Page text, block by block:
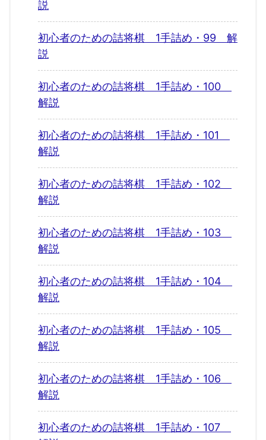
説
初心者のための詰将棋 1手詰め・99 解
説
初心者のための詰将棋 1手詰め・100
解説
初心者のための詰将棋 1手詰め・101
解説
初心者のための詰将棋 1手詰め・102
解説
初心者のための詰将棋 1手詰め・103
解説
初心者のための詰将棋 1手詰め・104
解説
初心者のための詰将棋 1手詰め・105
解説
初心者のための詰将棋 1手詰め・106
解説
初心者のための詰将棋 1手詰め・107